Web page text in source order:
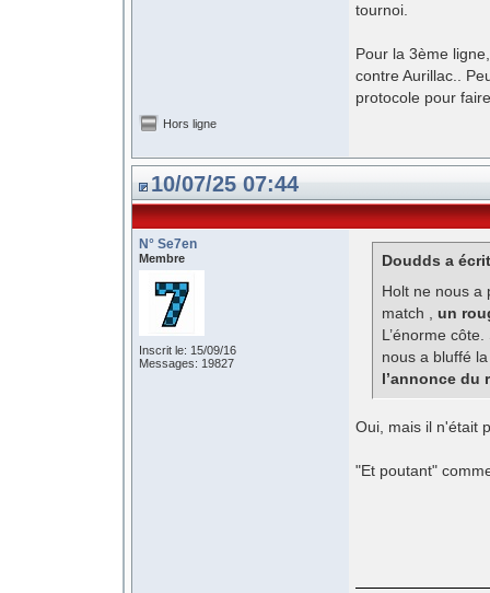
tournoi.
Pour la 3ème
contre Aurillac..
protocole pour
Hors ligne
10/07/25 07:44
N° Se7en
Membre
Inscrit le: 15/09/16
Messages: 19827
Doudds a
Holt ne nous a
match , un
L’énorme
nous a bluffé
l’annonce du
Oui, mais il n'était
"Et poutant"